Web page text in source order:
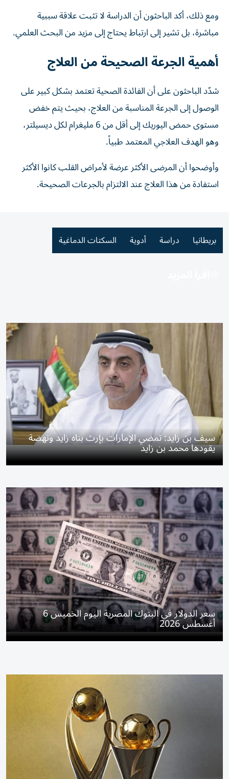
ومع ذلك، أكد الباحثون أن الدراسة لا تثبت علاقة سببية
مباشرة، بل تشير إلى ارتباط يحتاج إلى مزيد من البحث العلمي.
أهمية الجرعة الصحيحة من العلاج
شدّد الباحثون على أن الفائدة الصحية تعتمد بشكل كبير على
الوصول إلى الجرعة المناسبة من العلاج، بحيث يتم خفض
مستوى حمض اليوريك إلى أقل من 6 مليغرام لكل ديسيلتر،
وهو الهدف العلاجي المعتمد طبياً.
وأوضحوا أن المرضى الأكثر عرضة لأمراض القلب كانوا الأكثر
استفادة من هذا العلاج عند الالتزام بالجرعات الصحيحة.
بريطانيا دراسة أدوية السكتات الدماغية
سيف بن زايد: تمضي الإمارات بإرث بناه زايد ونهضة
يقودها محمد بن زايد
سعر الدولار في البنوك المصرية اليوم الخميس 6
أغسطس 2026